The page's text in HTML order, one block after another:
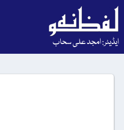
ایڈیٹر: امجد علی سحاب